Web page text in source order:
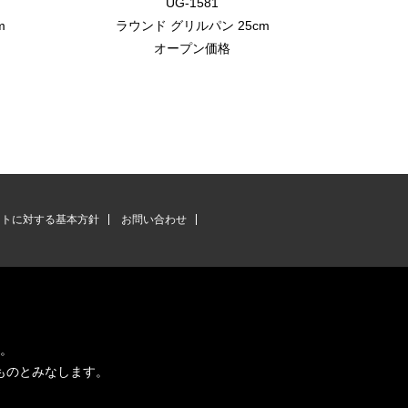
UG-1581
ラウンド グリルパン 25cm
オープン価格
に対する基本方針 お問い合わせ
とみなします。